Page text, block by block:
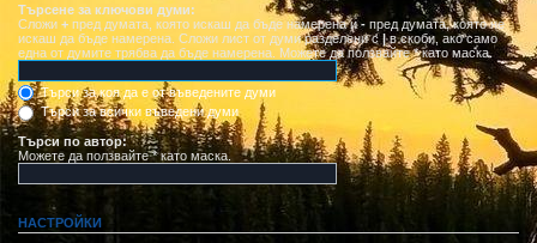
Търсене за ключови думи:
Сложи + пред думата, която искаш да бъде намерена и- пред думата, която не
искаш да бъде намерена. Сложи лист от думи разделени с|в скоби, ако само
една от думите трябва да бъде намерена. Можете да ползвайте * като маска.
Търси за коя да е от въведените думи
Търси за всички въведени думи
Търси по автор:
Можете да ползвайте * като маска.
НАСТРОЙКИ